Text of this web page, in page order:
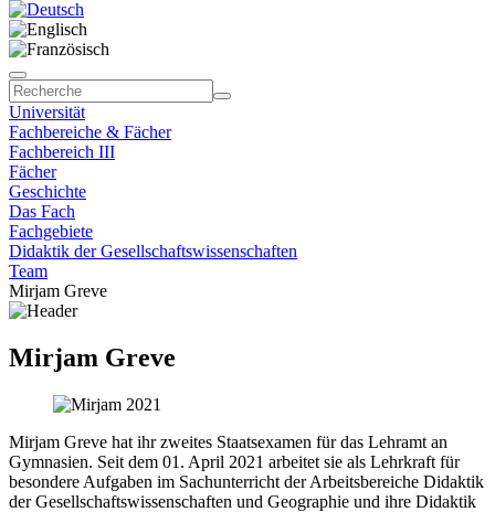
Universität
Fachbereiche & Fächer
Fachbereich III
Fächer
Geschichte
Das Fach
Fachgebiete
Didaktik der Gesellschaftswissenschaften
Team
Mirjam Greve
Mirjam Greve
Mirjam Greve hat ihr zweites Staatsexamen für das Lehramt an
Gymnasien. Seit dem 01. April 2021 arbeitet sie als Lehrkraft für
besondere Aufgaben im Sachunterricht der Arbeitsbereiche Didaktik
der Gesellschaftswissenschaften und Geographie und ihre Didaktik